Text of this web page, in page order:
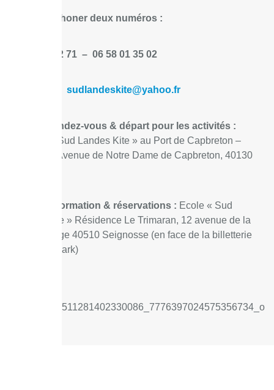
Pour téléphoner deux numéros :
05 58 89 92 71 – 06 58 01 35 02
sudlandeskite@yahoo.fr
Lieu de rendez-vous & départ pour les activités :
Cabane « Sud Landes Kite » au Port de Capbreton –
Quai AL – Avenue de Notre Dame de Capbreton, 40130
Point d’information & réservations : Ecole « Sud
Landes Kite » Résidence Le Trimaran, 12 avenue de la
grande plage 40510 Seignosse (en face de la billetterie
d’Altantic Park)